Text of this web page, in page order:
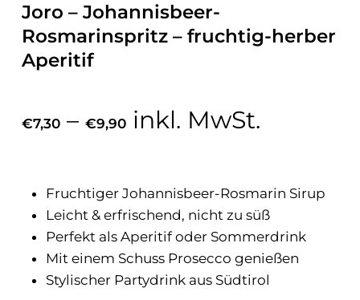
Joro – Johannisbeer-
Rosmarinspritz – fruchtig-herber
Aperitif
€7,30 – €9,90Preisspanne:
€9,90
inkl. MwSt.
Fruchtiger Johannisbeer-Rosmarin Sirup
Leicht & erfrischend, nicht zu süß
Perfekt als Aperitif oder Sommerdrink
Mit einem Schuss Prosecco genießen
Stylischer Partydrink aus Südtirol